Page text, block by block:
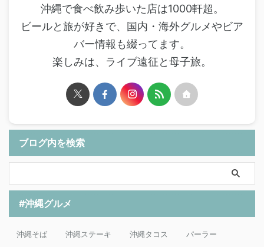
沖縄で食べ飲み歩いた店は1000軒超。
ビールと旅が好きで、国内・海外グルメやビア
バー情報も綴ってます。
楽しみは、ライブ遠征と母子旅。
ブログ内を検索
#沖縄グルメ
沖縄そば 沖縄ステーキ 沖縄タコス パーラー